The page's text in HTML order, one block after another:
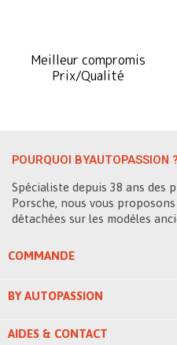
Meilleur compromis
Prix/Qualité
POURQUOI BYAUTOPASSION ?
Spécialiste depuis 38 ans des
Porsche, nous vous
détachées sur les modèles
COMMANDE
BY AUTOPASSION
AIDES & CONTACT